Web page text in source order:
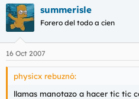
summerisle
Forero del todo a cien
16 Oct 2007
physicx rebuznó:
llamas manotazo a hacer tic tic